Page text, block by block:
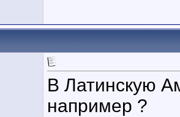
В Латинскую
например ?